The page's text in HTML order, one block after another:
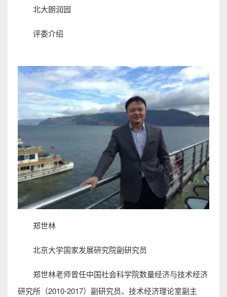
北大朗润园
评委介绍
郑世林
北京大学国家发展研究院副研究员
郑世林老师曾任中国社会科学院数量经济与技术经济
研究所（2010-2017）副研究员、技术经济理论室副主